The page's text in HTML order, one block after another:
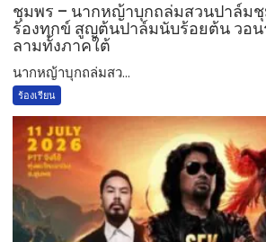
ชุมพร – นากหญ้าบุกถล่มสวนปาล์มชุ
ร้องทุกข์ สูญต้นปาล์มนับร้อยต้น วอน
ลามทั้งภาคใต้
นากหญ้าบุกถล่มสว...
ร้องเรียน